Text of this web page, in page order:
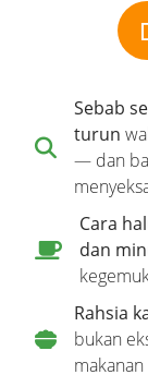
Sebab
turun
— dan
Cara
dan
Rahsia
bukan